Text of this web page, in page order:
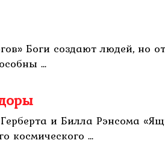
Боги создают людей, но
...
и Билла Рэнсома
космического ...